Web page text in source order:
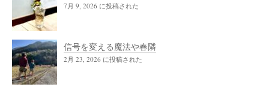
7月 9, 2026 に投稿された
信号を変える魔法や春隣
2月 23, 2026 に投稿された